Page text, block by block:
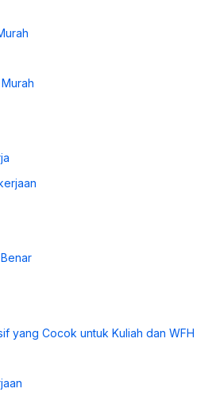
yang Cocok untuk Kuliah dan WFH